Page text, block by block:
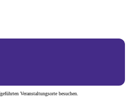
Veranstaltungsorte besuchen.